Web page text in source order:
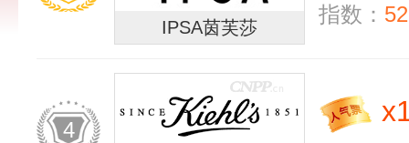
IPSA茵芙莎
指数：
4
x